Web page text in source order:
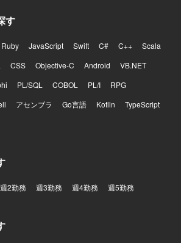
す
Ruby JavaScript Swift C# C++
Scala
CSS Objective-C Android
VB.NET
PL/SQL COBOL PL/I
RPG
アセンブラ Go言語 Kotlin
TypeScript
週2勤務 週3勤務 週4勤務 週5勤務